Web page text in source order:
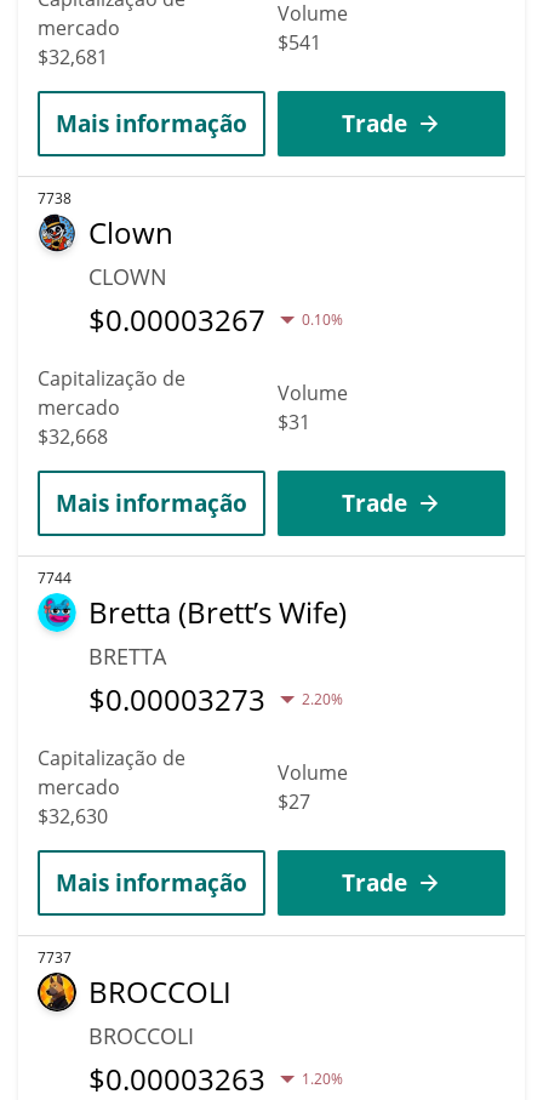
mercado
$32,681
Volume
$541
Mais informação Trade
7738
Clown
CLOWN
$0.00003267 0.10%
Capitalização de
mercado
$32,668
Volume
$31
Mais informação Trade
7744
Bretta (Brett’s Wife)
BRETTA
$0.00003273 2.20%
Capitalização de
mercado
$32,630
Volume
$27
Mais informação Trade
7737
BROCCOLI
BROCCOLI
$0.00003263 1.20%